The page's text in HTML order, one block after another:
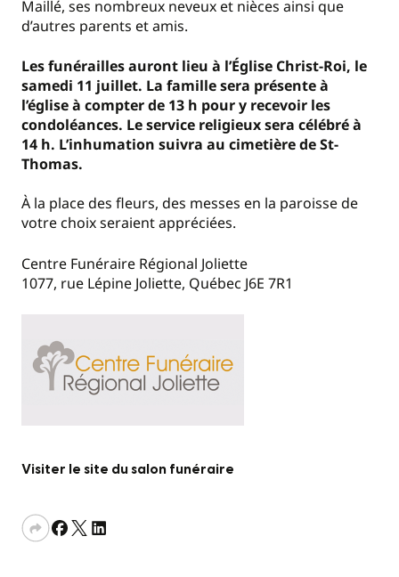
Maillé, ses nombreux neveux et nièces ainsi que
d’autres parents et amis.
Les funérailles auront lieu à l’Église Christ-Roi, le
samedi 11 juillet. La famille sera présente à
l’église à compter de 13 h pour y recevoir les
condoléances. Le service religieux sera célébré à
14 h. L’inhumation suivra au cimetière de St-
Thomas.
À la place des fleurs, des messes en la paroisse de
votre choix seraient appréciées.
Centre Funéraire Régional Joliette
1077, rue Lépine Joliette, Québec J6E 7R1
Visiter le site du salon funéraire